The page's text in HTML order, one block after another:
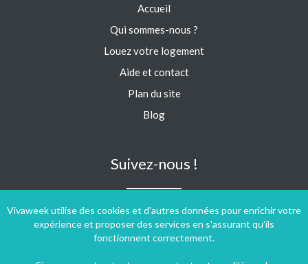
Vivaweek utilise des cookies et d'autres données pour enrichir votre
expérience et proposer des services en s'assurant qu'ils
fonctionnent correctement.
Accueil
Qui sommes-nous ?
Louez votre logement
Aide et contact
Plan du site
Blog
Suivez-nous !